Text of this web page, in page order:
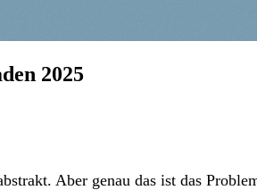
2025
Aber genau das ist das